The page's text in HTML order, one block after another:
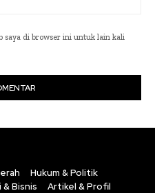
saya di browser ini untuk lain kali
Hukum & Politik
& Bisnis
Artikel & Profil